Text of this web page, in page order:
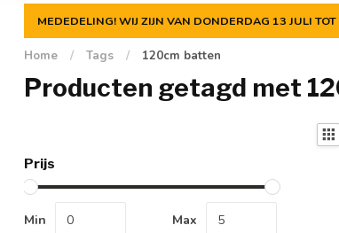
MEDEDELING! WIJ ZIJN VAN DONDERDAG 13 JULI
Home / Tags / 120cm batten
Producten getagd met
Prijs
Min Max